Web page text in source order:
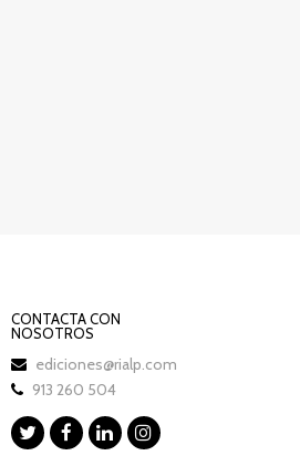
CONTACTA CON
NOSOTROS
ediciones@rialp.com
913 260 504